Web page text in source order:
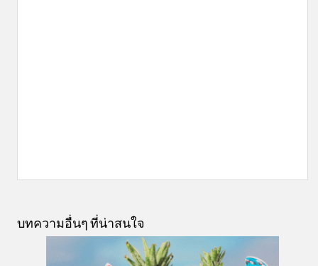
บทความอื่นๆ ที่น่าสนใจ